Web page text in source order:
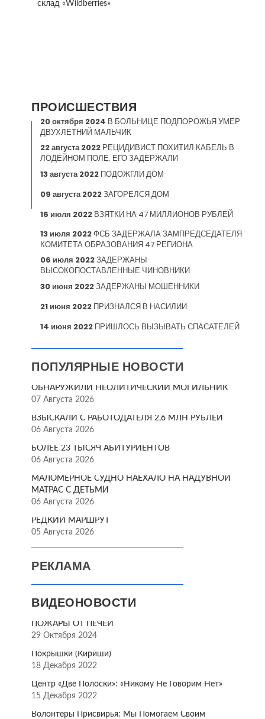
склад «Wildberries»
ПРОИСШЕСТВИЯ
20 октября 2024 В БОЛЬНИЦЕ ПОДПОРОЖЬЯ УМЕР
ДВУХЛЕТНИЙ МАЛЬЧИК
22 августа 2022 РЕЦИДИВИСТ ПОХИТИЛ КАБЕЛЬ В
ЛОДЕЙНОМ ПОЛЕ. ЕГО ЗАДЕРЖАЛИ
13 августа 2022 ПОДОЖГЛИ ДОМ
09 августа 2022ЗАГОРЕЛСЯ ДОМ
16 июля 2022 ВЗЯТКИ НА 47 МИЛЛИОНОВ РУБЛЕЙ
13 июля 2022ФСБ ЗАДЕРЖАЛА ЗАМПРЕДСЕДАТЕЛЯ
КОМИТЕТА ОБРАЗОВАНИЯ 47 РЕГИОНА
06 июля 2022ЗАДЕРЖАНЫ
ВЫСОКОПОСТАВЛЕННЫЕ ЧИНОВНИКИ
30 июня 2022ЗАДЕРЖАНЫ МОШЕННИКИ
21 июня 2022 ПРИЗНАЛСЯ В НАСИЛИИ
14 июня 2022 ПРИШЛОСЬ ВЫЗЫВАТЬ СПАСАТЕЛЕЙ
ПОПУЛЯРНЫЕ НОВОСТИ
ОБНАРУЖИЛИ НЕОЛИТИЧЕСКИЙ МОГИЛЬНИК
07 Августа 2026
ВЗЫСКАЛИ С РАБОТОДАТЕЛЯ 2,6 МЛН РУБЛЕЙ
06 Августа 2026
БОЛЕЕ 23 ТЫСЯЧ АБИТУРИЕНТОВ
06 Августа 2026
МАЛОМЕРНОЕ СУДНО НАЕХАЛО НА НАДУВНОЙ
МАТРАС С ДЕТЬМИ
06 Августа 2026
РЕДКИЙ МАРШРУТ
05 Августа 2026
РЕКЛАМА
ВИДЕОНОВОСТИ
ПОЖАРЫ ОТ ПЕЧЕЙ
29 Октября 2024
Покрышки (Кириши)
18 Декабря 2022
Центр «Две Полоски»: «Никому Не Говорим Нет»
15 Декабря 2022
Волонтёры Присвирья: Мы Помогаем Своим